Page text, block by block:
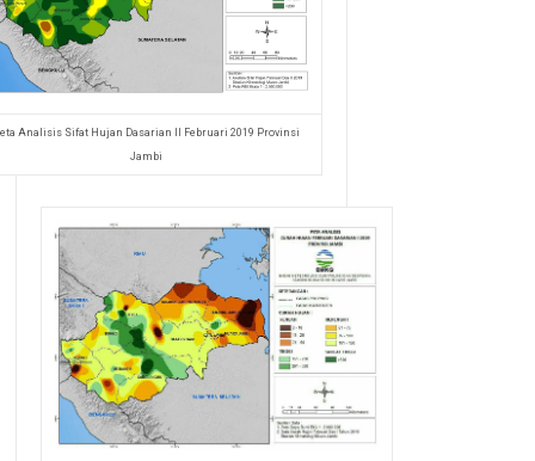
Analisis Sifat Hujan Dasarian II Februari 2019 Provinsi
Jambi